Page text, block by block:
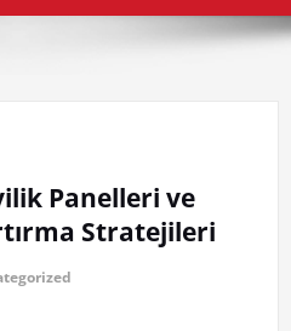
Panelleri ve
Stratejileri